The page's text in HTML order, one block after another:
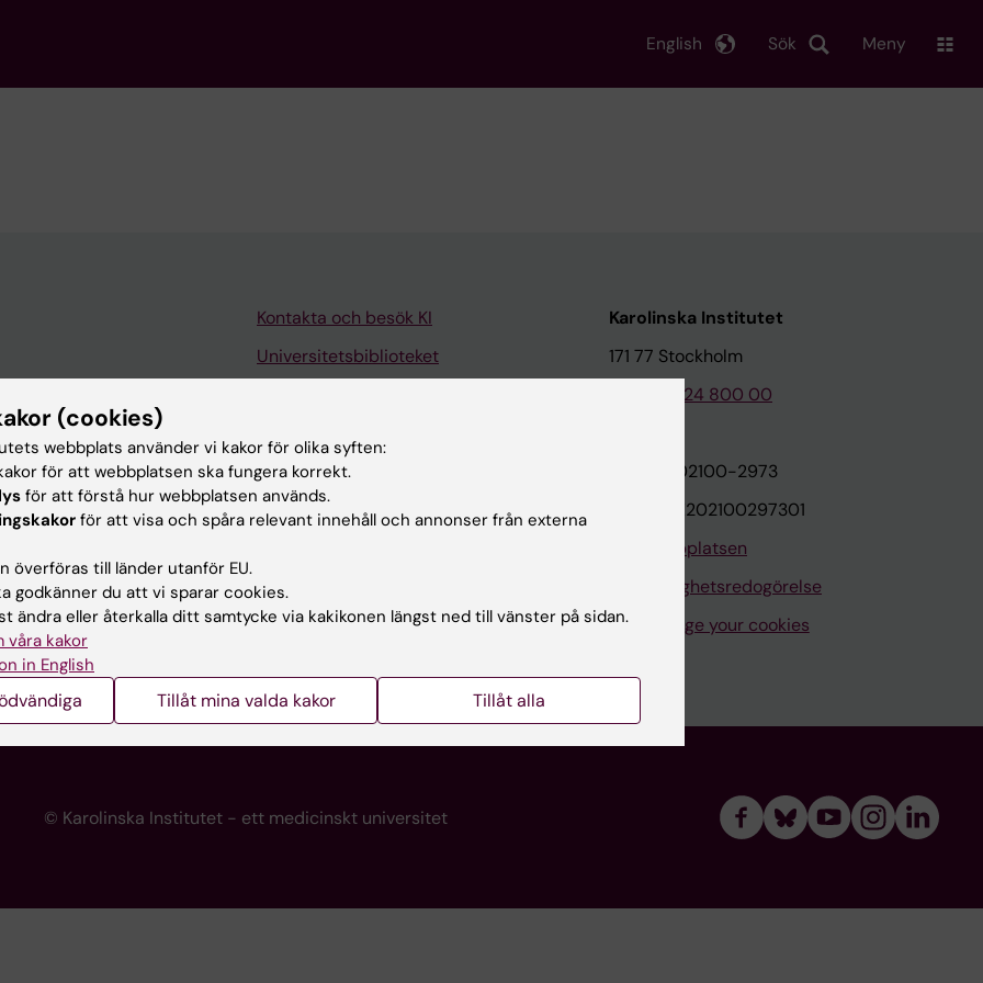
Sök
English Meny
Kontakta och besök KI
Universitetsbiblioteket
Karolinska Institutet Innovation
Kontakta presstjänsten
Karolinska Institutet
171 77 Stockholm
Tel: 08-524 800 00
Org.nr: 202100-2973
VAT.nr: SE202100297301
Om webbplatsen
Tillgänglighetsredogörelse
Manage your cookies
© Karolinska Institutet - ett medicinskt universitet
(cookies)
webbplats använder vi kakor för olika syften:
för att webbplatsen ska fungera korrekt.
för att förstå hur webbplatsen används.
för att visa och spåra relevant innehåll och annonser från externa
överföras till länder utanför EU.
godkänner du att vi sparar cookies.
ändra eller återkalla ditt samtycke via kakikonen längst ned till vänster på sidan.
våra kakor
in English
Tillåt mina valda kakor Tillåt alla